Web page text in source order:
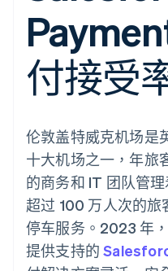
面
Elements
灵活的 UI 组件
Payment
methods
Authorization
Boost
支付成功率优
化
Link
加速结账
销
税
会
数
财务自动
全球化
交易市场
资金管理
平台
按行业
AI 企业
创作者
游戏
酒店、
实施预
构建平台
管理订阅
发行稳定
通过智能
务
资源
应用集成
代码示例
开发者
API 状态
公司
招聘
资讯
联系
付接受
伦敦盖特威克机场是
十大机场之一，年旅
的商务和 IT 团队管
超过 100 万人次的
停车服务。2023 年
提供支持的